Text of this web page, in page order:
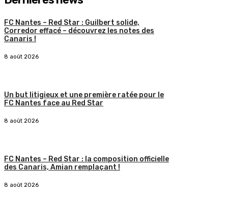
FC Nantes – Red Star : Guilbert solide,
Corredor effacé – découvrez les notes des
Canaris !
8 août 2026
Un but litigieux et une première ratée pour le
FC Nantes face au Red Star
8 août 2026
FC Nantes – Red Star : la composition officielle
des Canaris, Amian remplaçant !
8 août 2026